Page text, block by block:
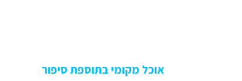
אוכל מקומי בתוספת סיפור